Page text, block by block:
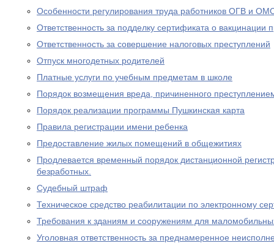
Особенности регулирования труда работников ОГВ и
Ответственность за подделку сертификата о вакцинации
Ответственность за совершение налоговых преступлений
Отпуск многодетных родителей
Платные услуги по учебным предметам в школе
Порядок возмещения вреда, причиненного
Порядок реализации программы Пушкинская карта
Правила регистрации имени ребенка
Предоставление жилых помещений в общежитиях
Продлевается временный порядок дистанционной
безработных.
Судебный штраф
Техническое средство реабилитации по электронному
Требования к зданиям и сооружениям для
Уголовная ответственность за преднамеренное